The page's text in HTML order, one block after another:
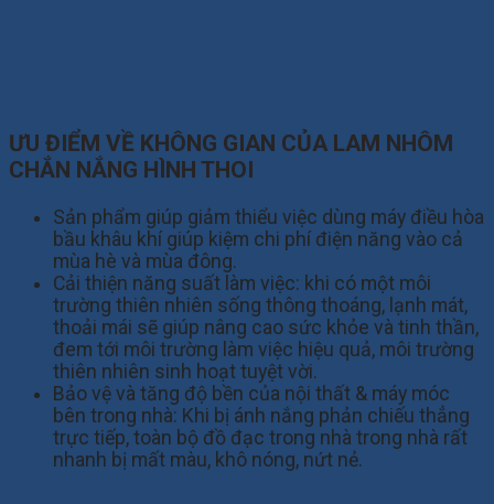
ƯU ĐIỂM VỀ KHÔNG GIAN CỦA LAM NHÔM
CHẮN NẮNG HÌNH THOI
Sản phẩm giúp giảm thiểu việc dùng máy điều hòa
bầu khâu khí giúp kiệm chi phí điện năng vào cả
mùa hè và mùa đông.
Cải thiện năng suất làm việc: khi có một môi
trường thiên nhiên sống thông thoáng, lạnh mát,
thoải mái sẽ giúp nâng cao sức khỏe và tinh thần,
đem tới môi trường làm việc hiệu quả, môi trường
thiên nhiên sinh hoạt tuyệt vời.
Bảo vệ và tăng độ bền của nội thất & máy móc
bên trong nhà: Khi bị ánh nắng phản chiếu thẳng
trực tiếp, toàn bộ đồ đạc trong nhà trong nhà rất
nhanh bị mất màu, khô nóng, nứt nẻ.